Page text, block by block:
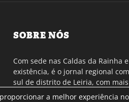
SOBRE NÓS
Com sede nas Caldas da Rainha
existência, é o jornal regional
sul de distrito de Leiria, com
a região Oeste. Jornal com
a melhor experiência